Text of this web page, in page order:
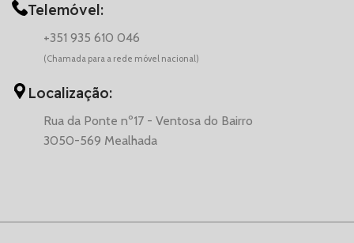
Telemóvel:
+351 935 610 046
(Chamada para a rede móvel nacional)
Localização:
Rua da Ponte nº17 - Ventosa do Bairro
3050-569 Mealhada